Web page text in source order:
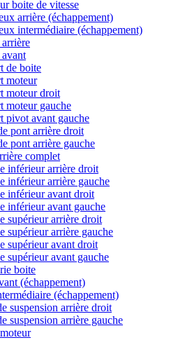
boite de vitesse
arrière (échappement)
intermédiaire (échappement)
arrière
avant
de boite
moteur
moteur droit
moteur gauche
pivot avant gauche
pont arrière droit
pont arrière gauche
complet
inférieur arrière droit
inférieur arrière gauche
inférieur avant droit
inférieur avant gauche
supérieur arrière droit
supérieur arrière gauche
supérieur avant droit
supérieur avant gauche
boite
(échappement)
(échappement)
suspension arrière droit
suspension arrière gauche